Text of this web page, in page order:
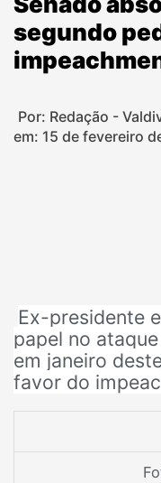
segundo
Por: Redação -
em: 15 de fevereiro
Ex-presidente
papel no
em janeiro
favor do